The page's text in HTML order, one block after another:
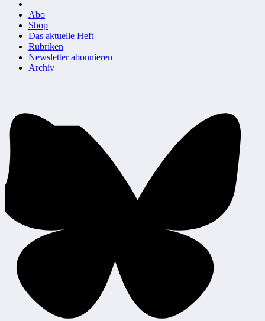
Abo
Shop
Das aktuelle Heft
Rubriken
Newsletter abonnieren
Archiv